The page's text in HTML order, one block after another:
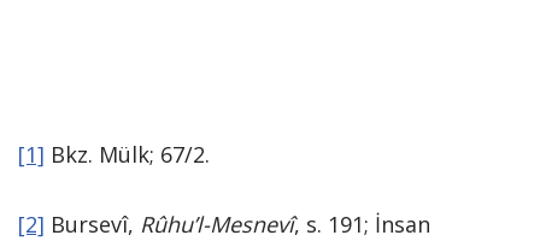
[1] Bkz. Mülk; 67/2.
[2] Bursevî, Rûhu’l-Mesnevî, s. 191; İnsan